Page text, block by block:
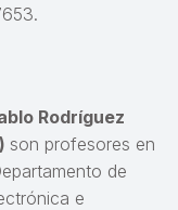
Rodríguez
) son profesores en
de
e